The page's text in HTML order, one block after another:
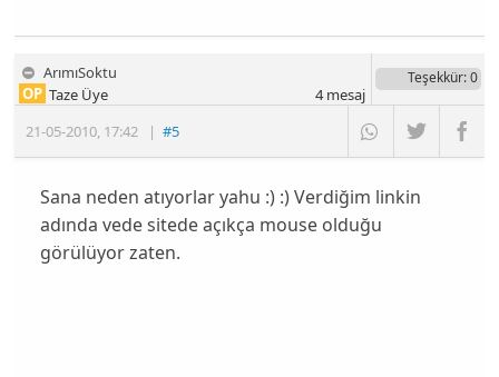
ArımıSoktu
21-05-2010, 17:42 |#5
OP Taze Üye
Teşekkür: 0
4mesaj
Sana neden atıyorlar yahu :) :) Verdiğim linkin
adında vede sitede açıkça mouse olduğu
görülüyor zaten.